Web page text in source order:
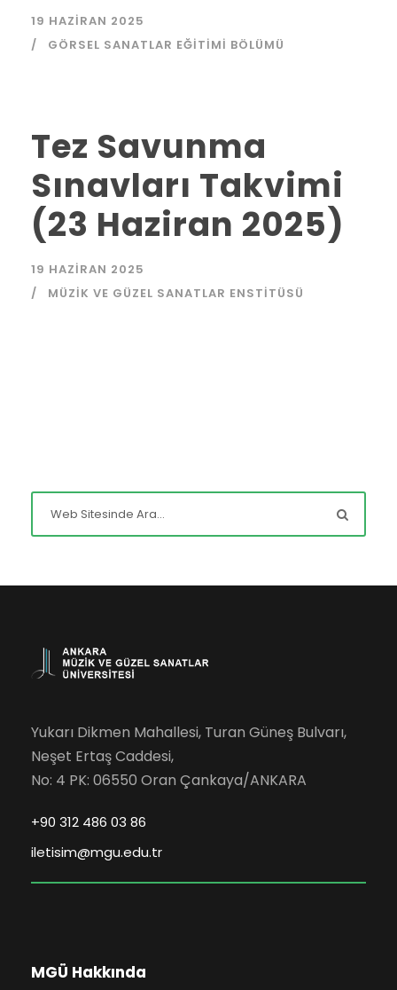
19 HAZIRAN 2025
GÖRSEL SANATLAR EĞITIMI BÖLÜMÜ
Tez Savunma
Sınavları Takvimi
(23 Haziran 2025)
19 HAZIRAN 2025
MÜZIK VE GÜZEL SANATLAR ENSTITÜSÜ
Yukarı Dikmen Mahallesi, Turan Güneş Bulvarı,
Neşet Ertaş Caddesi,
No: 4 PK: 06550 Oran Çankaya/ANKARA
+90 312 486 03 86
iletisim@mgu.edu.tr
MGÜ Hakkında